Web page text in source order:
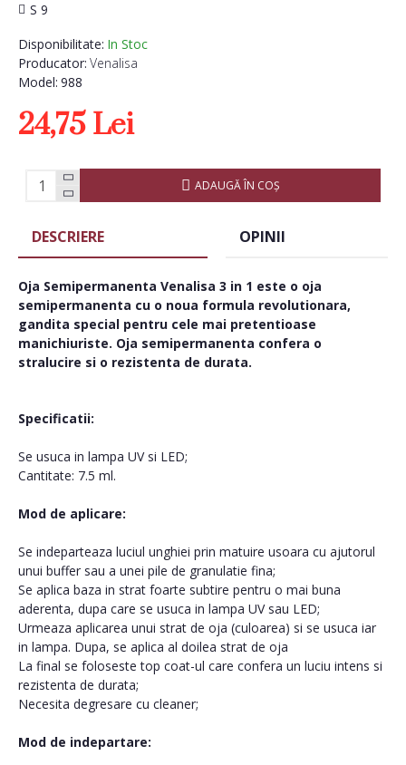
Disponibilitate: In Stoc
Producator: Venalisa
Model: 988
S 9
24,75 Lei
ADAUGĂ ÎN COŞ
DESCRIERE OPINII
Oja Semipermanenta Venalisa 3 in 1 este o oja
semipermanenta cu o noua formula revolutionara,
gandita special pentru cele mai pretentioase
manichiuriste. Oja semipermanenta confera o
stralucire si o rezistenta de durata.
Specificatii:
Se usuca in lampa UV si LED;
Cantitate: 7.5 ml.
Mod de aplicare:
Se indeparteaza luciul unghiei prin matuire usoara cu ajutorul
unui buffer sau a unei pile de granulatie fina;
Se aplica baza in strat foarte subtire pentru o mai buna
aderenta, dupa care se usuca in lampa UV sau LED;
Urmeaza aplicarea unui strat de oja (culoarea) si se usuca iar
in lampa. Dupa, se aplica al doilea strat de oja
La final se foloseste top coat-ul care confera un luciu intens si
rezistenta de durata;
Necesita degresare cu cleaner;
Mod de indepartare: